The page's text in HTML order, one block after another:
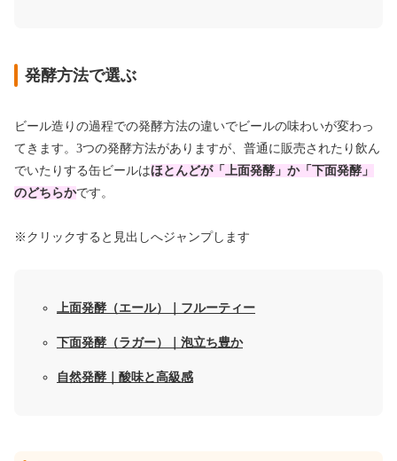
発酵方法で選ぶ
ビール造りの過程での発酵方法の違いでビールの味わいが変わっ
てきます。3つの発酵方法がありますが、普通に販売されたり飲ん
でいたりする缶ビールはほとんどが「上面発酵」か「下面発酵」
のどちらかです。
※クリックすると見出しへジャンプします
上面発酵（エール）｜フルーティー
下面発酵（ラガー）｜泡立ち豊か
自然発酵｜酸味と高級感